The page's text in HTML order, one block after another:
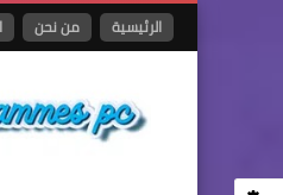
الرئيسية من نحن